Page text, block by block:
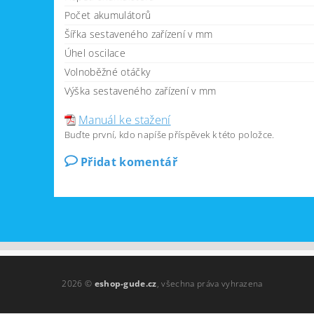
Počet akumulátorů
Šířka sestaveného zařízení v mm
Úhel oscilace
Volnoběžné otáčky
Výška sestaveného zařízení v mm
Manuál ke stažení
Buďte první, kdo napíše příspěvek k této položce.
Přidat komentář
2026 © eshop-gude.cz, všechna práva vyhrazena